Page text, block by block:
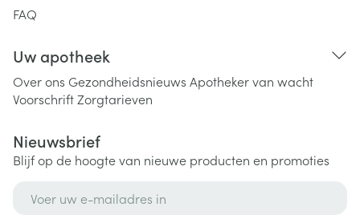
FAQ
Uw apotheek
Over ons Gezondheidsnieuws Apotheker van wacht
VoorschriftZorgtarieven
Nieuwsbrief
Blijf op de hoogte van nieuwe producten en promoties